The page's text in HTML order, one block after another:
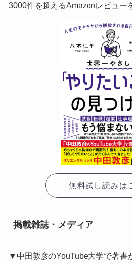
3000件を超えるAmazonレビュー
無料試し読みは
掲載雑誌・メディア
▼中田敦彦のYouTube大学で著書